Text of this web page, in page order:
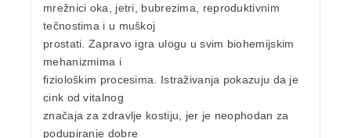
mrežnici oka, jetri, bubrezima, reproduktivnim
tečnostima i u muškoj
prostati. Zapravo igra ulogu u svim biohemijskim
mehanizmima i
fiziološkim procesima. Istraživanja pokazuju da je
cink od vitalnog
značaja zazdravlje kostiju , jer je neophodan za
podupiranje dobre